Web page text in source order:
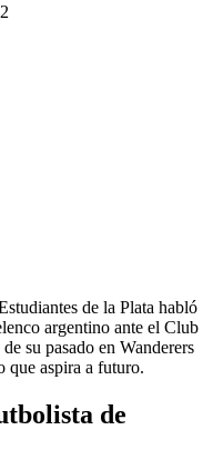
de la Plata habló
argentino ante el Club
su pasado en Wanderers
que aspira a futuro.
de